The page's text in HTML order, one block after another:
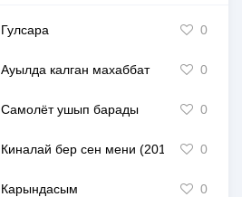
Гулсара 0
Ауылда калган махаббат 0
Самолёт ушып барады 0
Киналай бер сен мени (2016) 0
Карындасым
0